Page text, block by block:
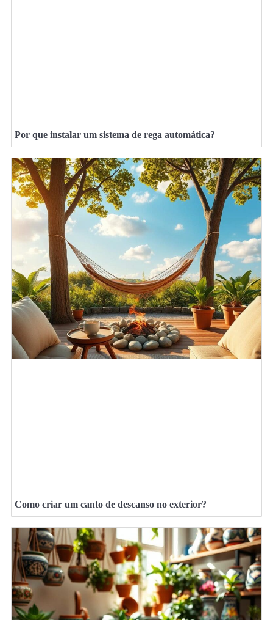
Por que instalar um sistema de rega automática?
Como criar um canto de descanso no exterior?